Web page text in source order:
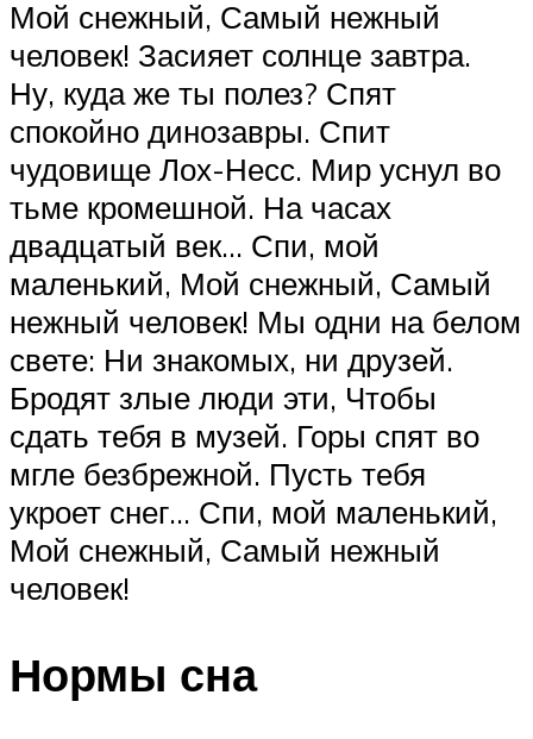
Мой снежный, Самый нежный
человек! Засияет солнце завтра.
Ну, куда же ты полез? Спят
спокойно динозавры. Спит
чудовище Лох-Несс. Мир уснул во
тьме кромешной. На часах
двадцатый век… Спи, мой
маленький, Мой снежный, Самый
нежный человек! Мы одни на белом
свете: Ни знакомых, ни друзей.
Бродят злые люди эти, Чтобы
сдать тебя в музей. Горы спят во
мгле безбрежной. Пусть тебя
укроет снег… Спи, мой маленький,
Мой снежный, Самый нежный
человек!
Нормы сна